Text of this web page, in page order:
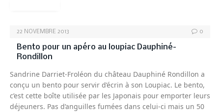
22 NOVEMBRE 2013 0
Bento pour un apéro au loupiac Dauphiné-
Rondillon
Sandrine Darriet-Froléon du château Dauphiné Rondillon a
conçu un bento pour servir d’écrin à son Loupiac. Le bento,
c’est cette boîte utilisée par les Japonais pour emporter leurs
déjeuners. Pas d’anguilles fumées dans celui-ci mais un 50